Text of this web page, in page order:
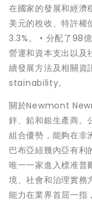
在國家的發展和經濟
美元的稅收、特許權
3.3%。 • 分配了98
營運和資本支出以
續發展方法及相關
stainability。
關於Newmont
鋅、鉛和銀生產商。
組合優勢，能夠在非
巴布亞紐幾內亞有
唯一一家進入標准普
境、社會和治理實
能力在業界首屈一指